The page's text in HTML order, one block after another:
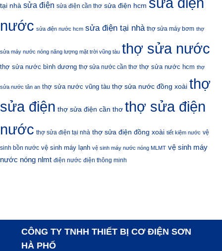
tại nhà sửa điện sửa điện cần thơ sửa điện hcm
nước sửa điện nước hcm sửa điện tại nhà thợ sửa máy bơm thợ
sửa máy nước nóng năng lượng mặt trời vũng tàu thợ sửa nước
thợ sửa nước bình dương thợ sửa nước cần thơ thợ sửa nước hcm thợ
sửa nước tân an thợ sửa nước vũng tàu thợ sửa nước đồng xoài thợ
sửa điện thợ sửa điện cần thơ thợ sửa điện
nước thợ sửa điện tại nhà thợ sửa điện đồng xoài tiết kiệm nước vệ
sinh bồn nước vệ sinh máy lạnh vệ sinh máy nước nóng MLMT vệ sinh máy
nước nóng nlmt điện nước điện thông minh
CÔNG TY TNHH THIẾT BỊ CƠ ĐIỆN SƠN
HÀ PHỐ